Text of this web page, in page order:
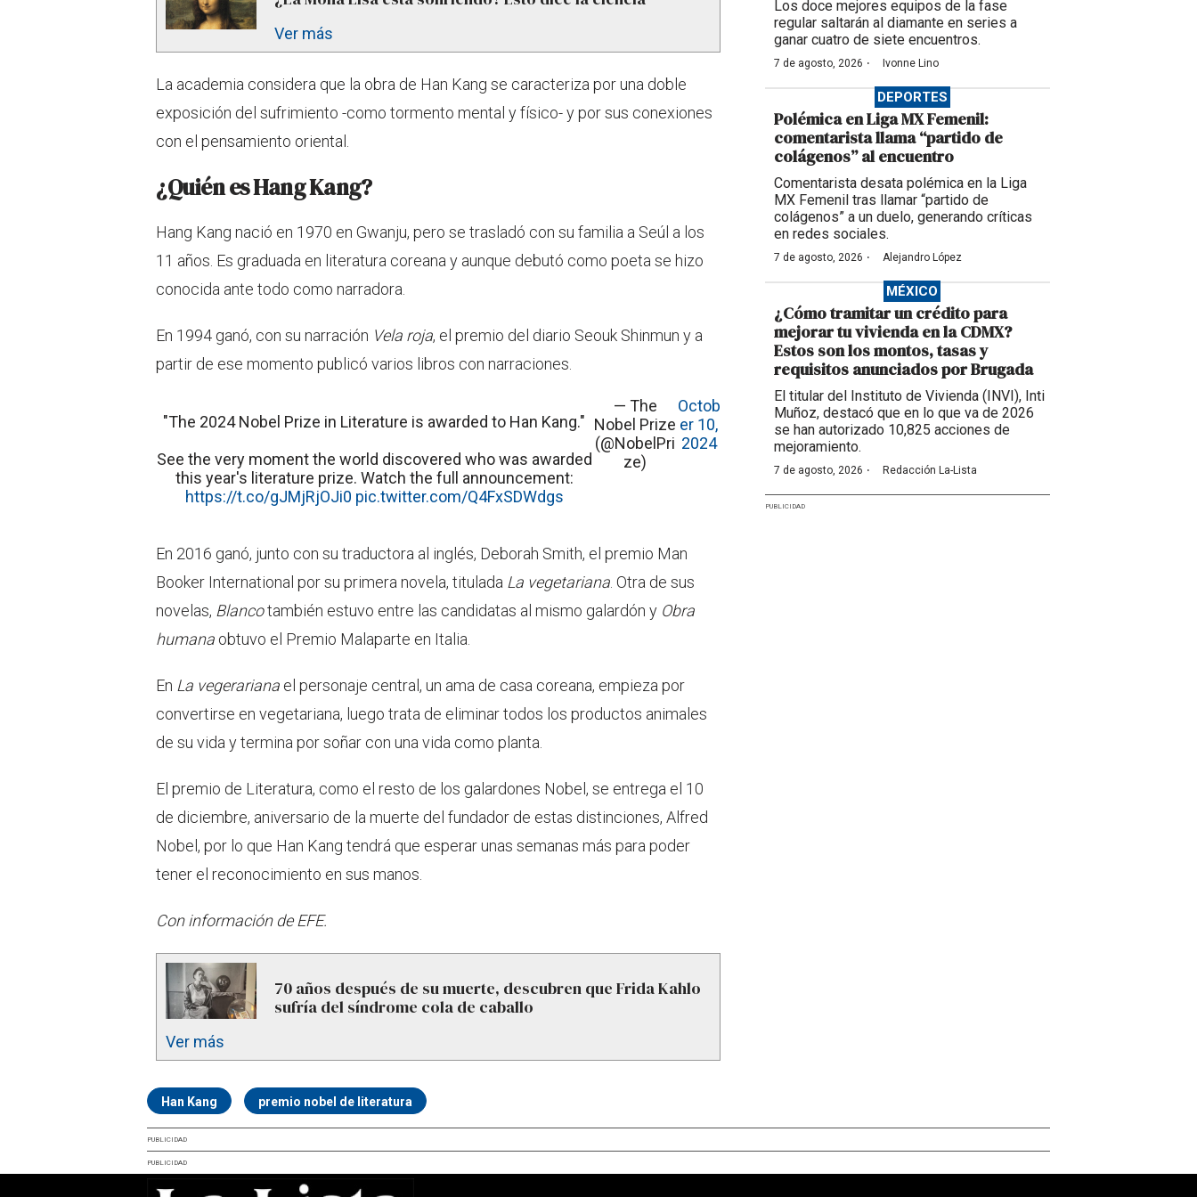
Ver más
La academia considera que la obra de Han Kang se caracteriza por una doble
exposición del sufrimiento -como tormento mental y físico- y por sus conexiones
con el pensamiento oriental.
¿Quién es Hang Kang?
Hang Kang nació en 1970 en Gwanju, pero se trasladó con su familia a Seúl a los
11 años. Es graduada en literatura coreana y aunque debutó como poeta se hizo
conocida ante todo como narradora.
En 1994 ganó, con su narración Vela roja, el premio del diario Seouk Shinmun y a
partir de ese momento publicó varios libros con narraciones.
"The 2024 Nobel Prize in Literature is awarded to Han Kang."
See the very moment the world discovered who was awarded
this year's literature prize. Watch the full announcement:
https://t.co/gJMjRjOJi0 pic.twitter.com/Q4FxSDWdgs
— The
Nobel Prize
(@NobelPri
ze)
Octob
er 10,
2024
En 2016 ganó, junto con su traductora al inglés, Deborah Smith, el premio Man
Booker International por su primera novela, titulada La vegetariana . Otra de sus
novelas, Blancotambién estuvo entre las candidatas al mismo galardón y Obra
humana obtuvo el Premio Malaparte en Italia.
En La vegerariana el personaje central, un ama de casa coreana, empieza por
convertirse en vegetariana, luego trata de eliminar todos los productos animales
de su vida y termina por soñar con una vida como planta.
El premio de Literatura, como el resto de los galardones Nobel, se entrega el 10
de diciembre, aniversario de la muerte del fundador de estas distinciones, Alfred
Nobel, por lo que Han Kang tendrá que esperar unas semanas más para poder
tener el reconocimiento en sus manos.
Con información de EFE.
70 años después de su muerte, descubren que Frida Kahlo
sufría del síndrome cola de caballo
Ver más
Han Kang premio nobel de literatura
Los doce mejores equipos de la fase
regular saltarán al diamante en series a
ganar cuatro de siete encuentros.
7 de agosto, 2026 · Ivonne Lino
DEPORTES
Polémica en Liga MX Femenil:
comentarista llama “partido de
colágenos” al encuentro
Comentarista desata polémica en la Liga
MX Femenil tras llamar “partido de
colágenos” a un duelo, generando críticas
en redes sociales.
7 de agosto, 2026 · Alejandro López
MÉXICO
¿Cómo tramitar un crédito para
mejorar tu vivienda en la CDMX?
Estos son los montos, tasas y
requisitos anunciados por Brugada
El titular del Instituto de Vivienda (INVI), Inti
Muñoz, destacó que en lo que va de 2026
se han autorizado 10,825 acciones de
mejoramiento.
7 de agosto, 2026 · Redacción La-Lista
PUBLICIDAD
PUBLICIDAD
PUBLICIDAD